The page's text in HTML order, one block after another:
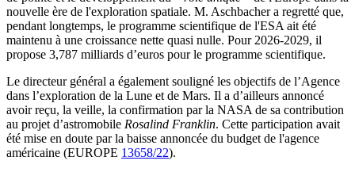
nouvelle ère de l'exploration spatiale. M. Aschbacher a regretté que,
pendant longtemps, le programme scientifique de l'ESA ait été
maintenu à une croissance nette quasi nulle. Pour 2026-2029, il
propose 3,787 milliards d’euros pour le programme scientifique.
Le directeur général a également souligné les objectifs de l’Agence
dans l’exploration de la Lune et de Mars. Il a d’ailleurs annoncé
avoir reçu, la veille, la confirmation par la NASA de sa contribution
au projet d’astromobile Rosalind Franklin. Cette participation avait
été mise en doute par la baisse annoncée du budget de l'agence
américaine (EUROPE 13658/22).